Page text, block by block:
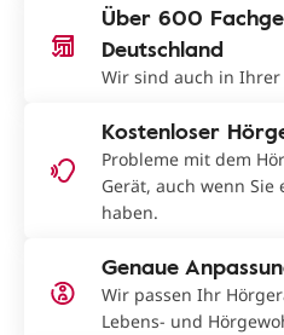
Über 600
Deutschland
Wir sind auch in Ihrer
Kostenloser
Probleme mit dem
Gerät, auch wenn
haben.
Genaue
Wir passen Ihr
Lebens- und